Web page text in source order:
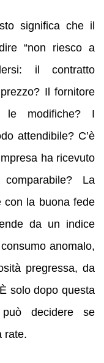
significa che il
“non riesco a
il contratto
Il fornitore
le modifiche? I
attendibile? C’è
ha ricevuto
La
con la buona fede
da un indice
anomalo,
pregressa, da
solo dopo questa
decidere se
rate.